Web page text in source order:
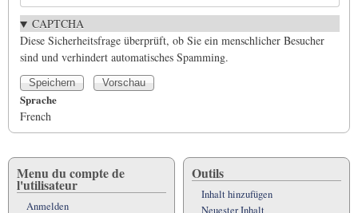
CAPTCHA
Diese Sicherheitsfrage überprüft, ob Sie ein menschlicher Besucher
sind und verhindert automatisches Spamming.
Sprache
French
Menu du compte de
l'utilisateur
Anmelden
Outils
Inhalt hinzufügen